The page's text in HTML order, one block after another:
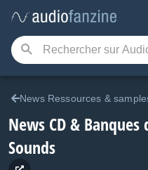
News Ressources &
News CD &
Sounds